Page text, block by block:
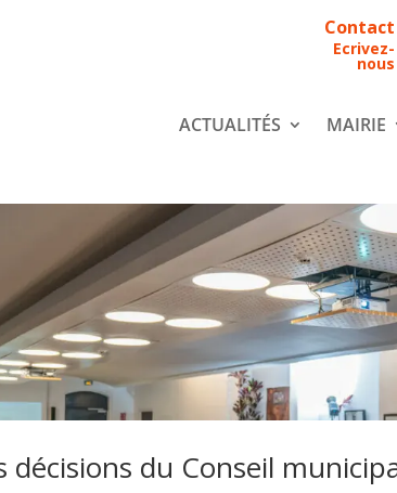
Contact
Ecrivez-
nous
ACTUALITÉS MAIRIE
décisions du Conseil